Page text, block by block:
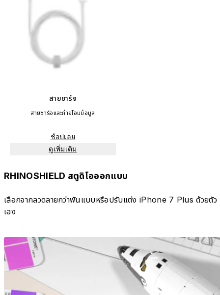
สายชาร์จ
สายชาร์จและถ่ายโอนข้อมูล
ช้อปเลย
ดูเพิ่มเติม
RHINOSHIELD สตูดิโอออกแบบ
เลือกจากลวดลายกว่าพันแบบหรือปรับแต่ง iPhone 7 Plus ด้วยตัว
เอง